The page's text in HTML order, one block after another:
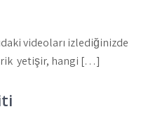
videoları izlediğinizde
yetişir, hangi […]